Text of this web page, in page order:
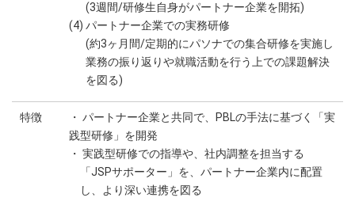
(3週間/研修生自身がパートナー企業を開拓)
(4) パートナー企業での実務研修
(約3ヶ月間/定期的にパソナでの集合研修を実施し
業務の振り返りや就職活動を行う上での課題解決
を図る)
特徴
・ パートナー企業と共同で、PBLの手法に基づく「実
践型研修」を開発
・ 実践型研修での指導や、社内調整を担当する
「JSPサポーター」を、パートナー企業内に配置
し、より深い連携を図る